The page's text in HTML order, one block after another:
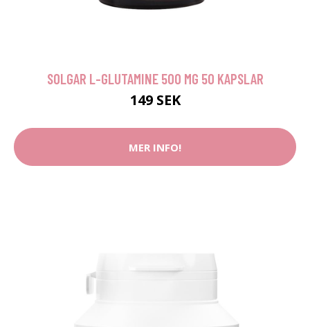
SOLGAR L-GLUTAMINE 500 MG 50 KAPSLAR
149 SEK
MER INFO!